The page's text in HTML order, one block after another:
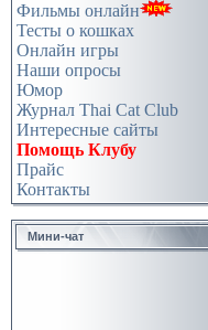
Фильмы онлайн
Тесты о кошках
Онлайн игры
Наши опросы
Юмор
Журнал Thai Cat Club
Интересные сайты
Помощь Клубу
Прайс
Контакты
Мини-чат